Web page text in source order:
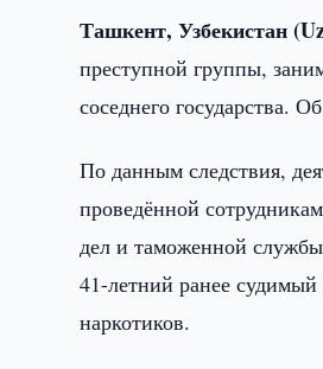
Ташкент, Узбекистан
преступной группы,
соседнего государства.
По данным следствия,
проведённой
дел и таможенной
41-летний ранее
наркотиков.